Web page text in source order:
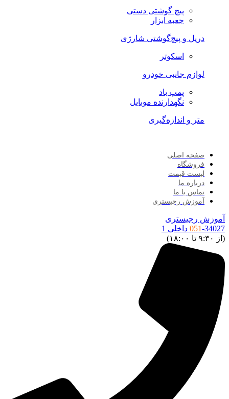
پیچ گوشتی دستی
جعبه ابزار
دریل و پیچ‌گوشتی شارژی
اسکوتر
لوازم جانبی خودرو
پمپ باد
نگهدارنده موبایل
متر و اندازه‌گیری
صفحه اصلی
فروشگاه
لیست قیمت
درباره ما
تماس با ما
آموزش رجیستری
آموزش رجیستری
051-34027 داخلی 1
(از ۹:۳۰ تا ۱۸:۰۰)